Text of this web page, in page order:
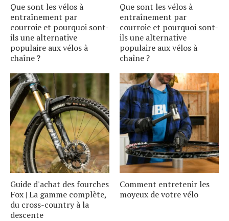
Que sont les vélos à
entraînement par
courroie et pourquoi sont-
ils une alternative
populaire aux vélos à
chaîne ?
Que sont les vélos à
entraînement par
courroie et pourquoi sont-
ils une alternative
populaire aux vélos à
chaîne ?
Guide d'achat des fourches
Fox | La gamme complète,
du cross-country à la
descente
Comment entretenir les
moyeux de votre vélo